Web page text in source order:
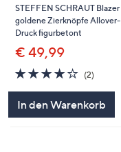
STEFFEN SCHRAUT Blazer
goldene Zierknöpfe Allover-
Druck figurbetont
€ 49,99
4.0
von
5
(2)
In den Warenkorb